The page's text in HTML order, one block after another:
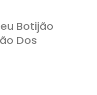
Botijão
Dos